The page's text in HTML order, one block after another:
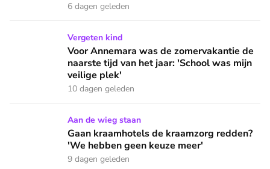
6 dagen geleden
Voor Annemara was de zomervakantie de naarste tijd van
Vergeten kind
Voor Annemara was de zomervakantie de
naarste tijd van het jaar: 'School was mijn
veilige plek'
10 dagen geleden
Gaan kraamhotels de kraamzorg redden? 'We hebben
Aan de wieg staan
Gaan kraamhotels de kraamzorg redden?
'We hebben geen keuze meer'
9 dagen geleden